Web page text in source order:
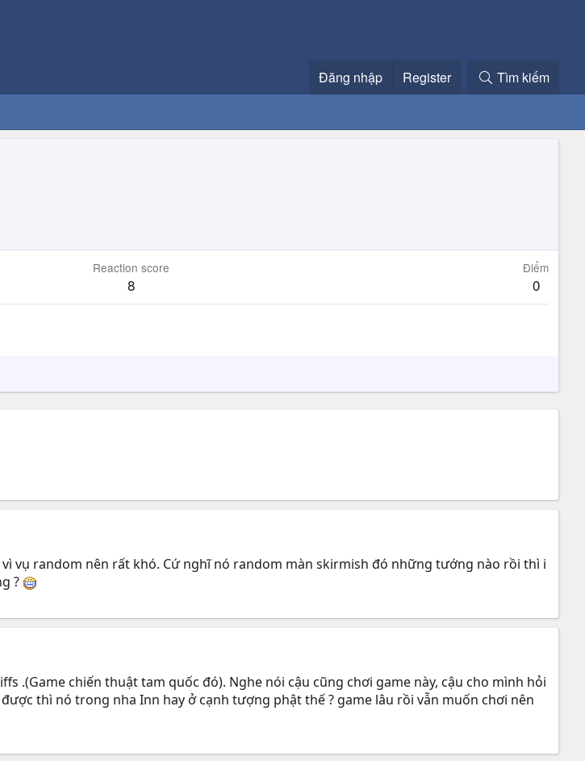
Đăng nhập Register Tìm kiếm
Reaction score
8
Điểm
0
vụ random nên rất khó. Cứ nghĩ nó random màn skirmish đó những tướng nào rồi thì i
?
.(Game chiến thuật tam quốc đó). Nghe nói cậu cũng chơi game này, cậu cho mình hỏi
thì nó trong nha Inn hay ở cạnh tượng phật thế ? game lâu rồi vẫn muốn chơi nên